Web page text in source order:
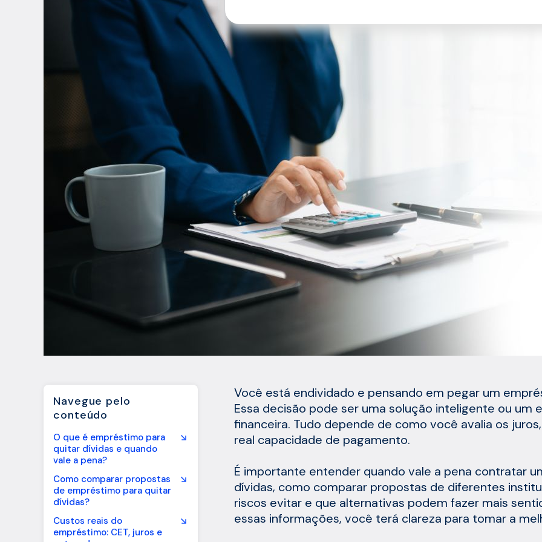
Navegue pelo
conteúdo
O que é empréstimo para
quitar dívidas e quando
vale a pena?
Como comparar propostas
de empréstimo para quitar
dívidas?
Custos reais do
empréstimo: CET, juros e
Você está endividado e pensando em pegar um
Essa decisão pode ser uma solução inteligente ou um
financeira. Tudo depende de como você avalia os
real capacidade de pagamento.
É importante entender quando vale a pena contratar
dívidas, como comparar propostas de diferentes
riscos evitar e que alternativas podem fazer mais
essas informações, você terá clareza para tomar a